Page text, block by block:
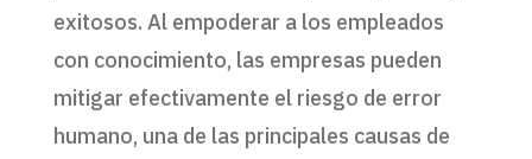
exitosos. Al empoderar a los empleados
con conocimiento, las empresas pueden
mitigar efectivamente el riesgo de error
humano, una de las principales causas de